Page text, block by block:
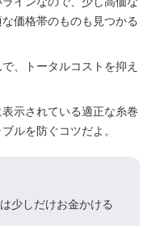
価格帯のものも見つかる
、トータルコストを抑え
示されている適正な糸巻
ルを防ぐコツだよ。
少しだけお金かける